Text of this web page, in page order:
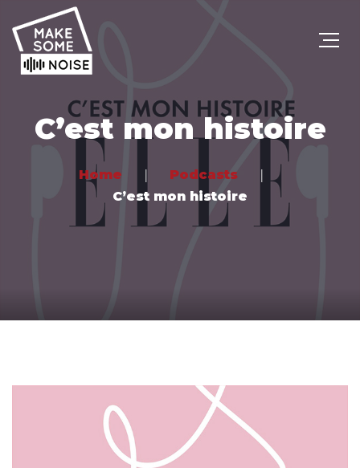
C’est mon histoire
Home
Podcasts
C’est mon histoire